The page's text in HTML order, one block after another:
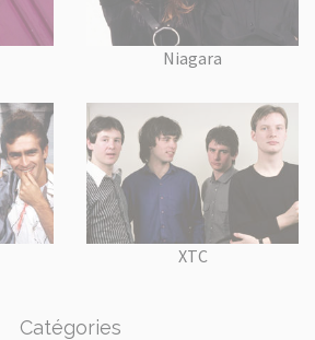
Niagara
XTC
Catégories